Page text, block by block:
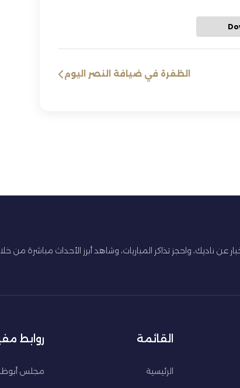
الظفرة في ضيافة النصر اليوم
عن ناديك، واحجز تذاكر المباريات، وشاهد أبرز الأحداث مباشرة من
القائمة
الرئيسية
روابط
مجلس